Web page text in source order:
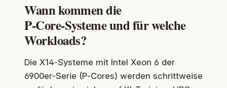
Wann kommen die
P‑Core‑Systeme und für welche
Workloads?
Die X14‑Systeme mit Intel Xeon 6 der
6900er‑Serie (P‑Cores) werden schrittweise